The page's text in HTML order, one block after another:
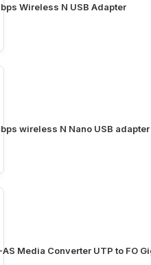
Wireless N USB Adapter
wireless N Nano USB adapter
AS Media Converter UTP to FO